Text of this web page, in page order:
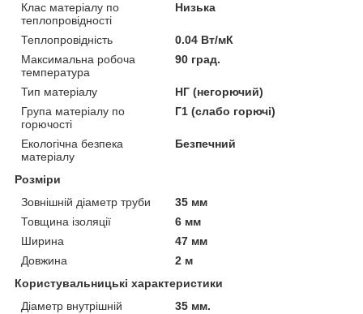
Клас матеріалу по
теплопровідності
Низька
Теплопровідність
0.04 Вт/мК
Максимальна робоча
температура
90 град.
Тип матеріалу
НГ (негорючий)
Група матеріалу по
горючості
Г1 (слабо горючі)
Екологічна безпека
матеріалу
Безпечний
Розміри
Зовнішній діаметр труби
35 мм
Товщина ізоляції
6 мм
Ширина
47 мм
Довжина
2 м
Користувальницькі характеристики
Діаметр внутрішній
35 мм.